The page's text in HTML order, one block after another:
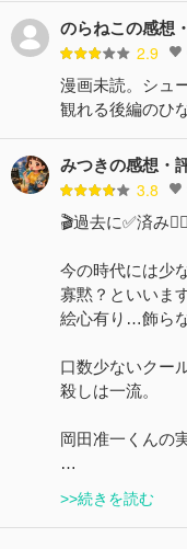
のらねこの感想
2.9
漫画未読。シュ
観れる後編のひ
みつきの感想・
3.8
🎬過去に✅済み🙆‍♀️
今の時代には少
寡黙？といいま
絵心有り…飾ら
口数少ないクー
殺しは一流。
岡田准一くんの
…
>>続きを読む